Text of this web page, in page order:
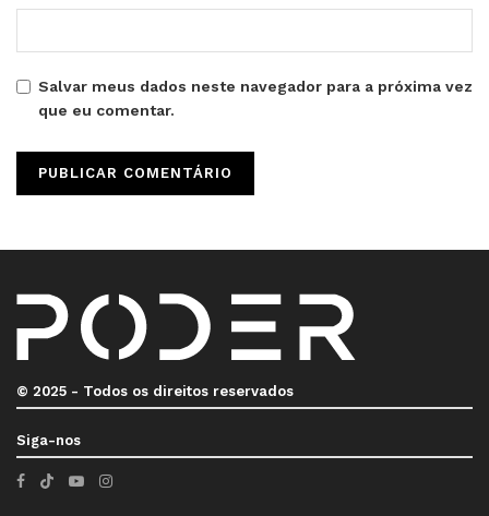
Salvar meus dados neste navegador para a próxima vez
que eu comentar.
© 2025 - Todos os direitos reservados
Siga-nos